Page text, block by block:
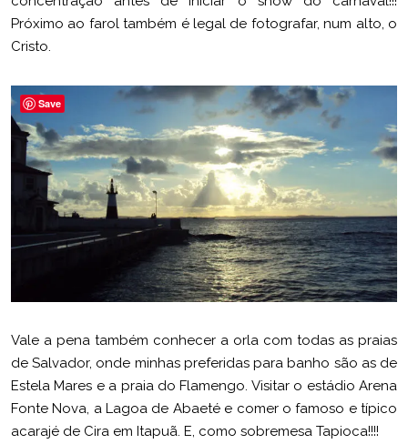
Próximo ao farol também é legal de fotografar, num alto, o
Cristo.
Vale a pena também conhecer a orla com todas as praias
de Salvador, onde minhas preferidas para banho são as de
Estela Mares e a praia do Flamengo. Visitar o estádio Arena
Fonte Nova, a Lagoa de Abaeté e comer o famoso e típico
acarajé de Cira em Itapuã. E, como sobremesa Tapioca!!!!
Save